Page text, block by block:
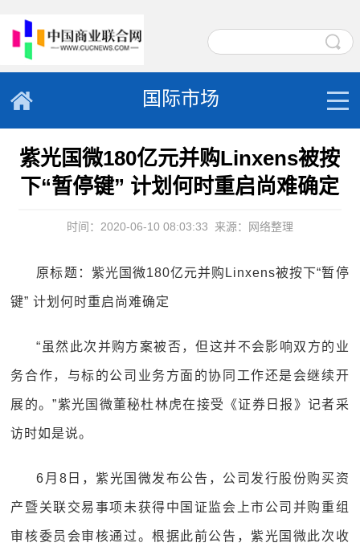
国际市场
紫光国微180亿元并购Linxens被按
下“暂停键” 计划何时重启尚难确定
时间：2020-06-10 08:03:33 来源：网络整理
原标题：紫光国微180亿元并购Linxens被按下“暂停
键” 计划何时重启尚难确定
“虽然此次并购方案被否，但这并不会影响双方的业
务合作，与标的公司业务方面的协同工作还是会继续开
展的。”紫光国微董秘杜林虎在接受《证券日报》记者采
访时如是说。
6月8日，紫光国微发布公告，公司发行股份购买资
产暨关联交易事项未获得中国证监会上市公司并购重组
审核委员会审核通过。根据此前公告，紫光国微此次收